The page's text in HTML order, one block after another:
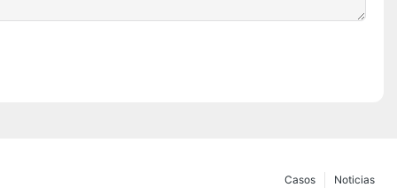
Noticias
Casos